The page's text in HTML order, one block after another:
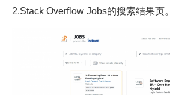
2.Stack Overflow Jobs的搜索结果页。